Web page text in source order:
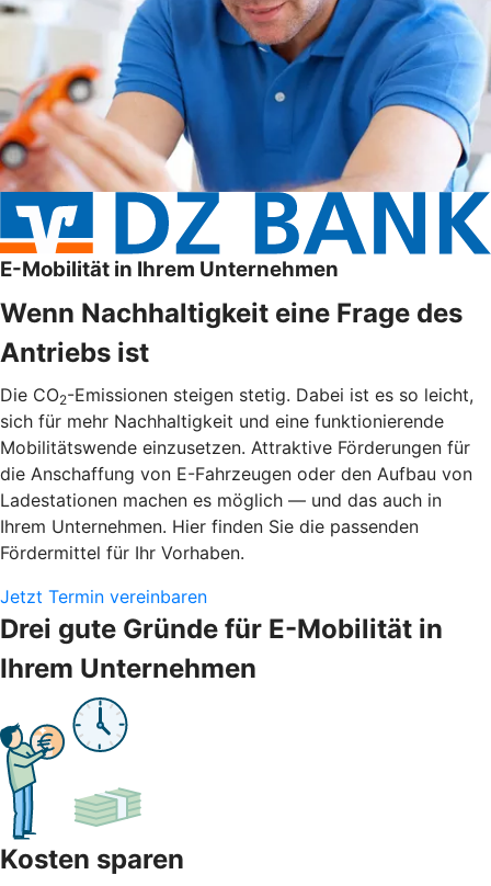
E-Mobilität in Ihrem Unternehmen
Wenn Nachhaltigkeit eine Frage des
Antriebs ist
Die CO2-Emissionen steigen stetig. Dabei ist es so leicht,
sich für mehr Nachhaltigkeit und eine funktionierende
Mobilitätswende einzusetzen. Attraktive Förderungen für
die Anschaffung von E-Fahrzeugen oder den Aufbau von
Ladestationen machen es möglich — und das auch in
Ihrem Unternehmen. Hier finden Sie die passenden
Fördermittel für Ihr Vorhaben.
Jetzt Termin vereinbaren
Drei gute Gründe für E-Mobilität in
Ihrem Unternehmen
Kosten sparen